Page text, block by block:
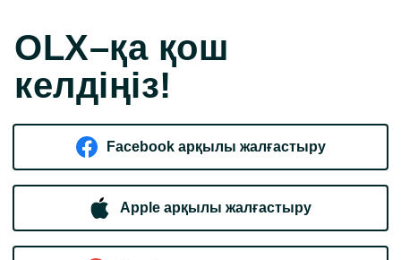
OLX–қа қош
келдіңіз!
Facebook арқылы жалғастыру
Apple арқылы жалғастыру